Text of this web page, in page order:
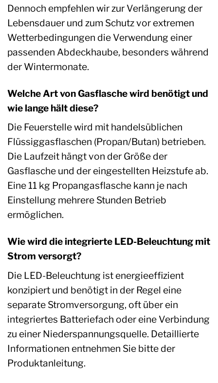
Dennoch empfehlen wir zur Verlängerung der
Lebensdauer und zum Schutz vor extremen
Wetterbedingungen die Verwendung einer
passenden Abdeckhaube, besonders während
der Wintermonate.
Welche Art von Gasflasche wird benötigt und
wie lange hält diese?
Die Feuerstelle wird mit handelsüblichen
Flüssiggasflaschen (Propan/Butan) betrieben.
Die Laufzeit hängt von der Größe der
Gasflasche und der eingestellten Heizstufe ab.
Eine 11 kg Propangasflasche kann je nach
Einstellung mehrere Stunden Betrieb
ermöglichen.
Wie wird die integrierte LED-Beleuchtung mit
Strom versorgt?
Die LED-Beleuchtung ist energieeffizient
konzipiert und benötigt in der Regel eine
separate Stromversorgung, oft über ein
integriertes Batteriefach oder eine Verbindung
zu einer Niederspannungsquelle. Detaillierte
Informationen entnehmen Sie bitte der
Produktanleitung.